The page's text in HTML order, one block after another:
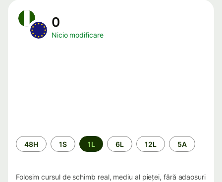
0
Nicio modificare
Perioada
48H 1S 1L 6L 12L 5A
Folosim cursul de schimb real, mediu al pieței, fără adaosuri